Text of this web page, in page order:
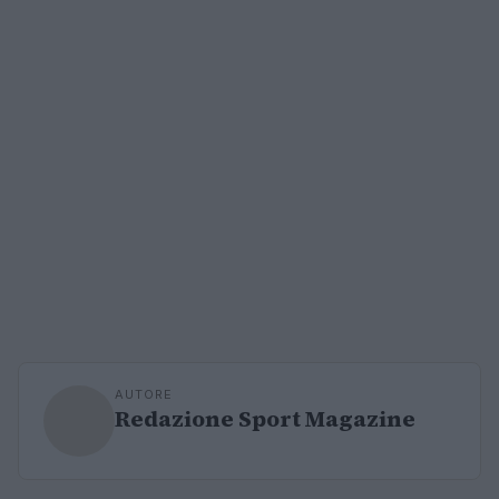
AUTORE
Redazione Sport Magazine